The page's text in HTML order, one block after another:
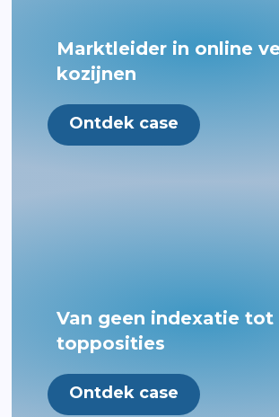
Marktleider in online
kozijnen
Ontdek case
Van geen indexatie tot
topposities
Ontdek case